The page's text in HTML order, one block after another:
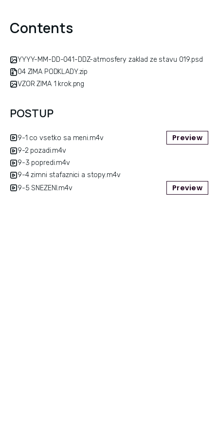
Contents
YYYY-MM-DD-041-DDZ-atmosfery zaklad ze stavu 019.psd
04 ZIMA PODKLADY.zip
VZOR ZIMA 1 krok.png
POSTUP
9-1 co vsetko sa meni.m4v Preview
9-2 pozadi.m4v
9-3 popredi.m4v
9-4 zimni stafaznici a stopy.m4v
9-5 SNEZENI.m4v
Preview